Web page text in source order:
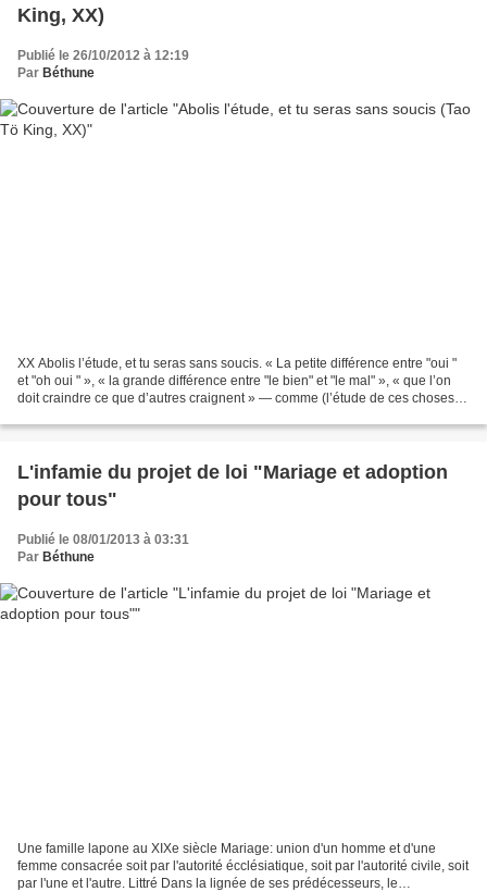
King, XX)
Publié le 26/10/2012 à 12:19
Par Béthune
XX Abolis l’étude, et tu seras sans soucis. « La petite différence entre "oui "
et "oh oui " », « la grande différence entre "le bien" et "le mal" », « que l’on
doit craindre ce que d’autres craignent » — comme (l’étude de ces choses)
L'infamie du projet de loi "Mariage et adoption
pour tous"
Publié le 08/01/2013 à 03:31
Par Béthune
Une famille lapone au XIXe siècle Mariage: union d'un homme et d'une
femme consacrée soit par l'autorité écclésiatique, soit par l'autorité civile, soit
par l'une et l'autre. Littré Dans la lignée de ses prédécesseurs, le